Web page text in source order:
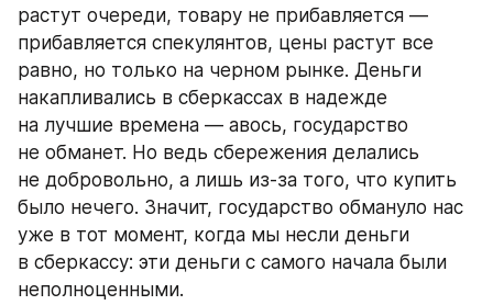
растут очереди, товару не прибавляется —
прибавляется спекулянтов, цены растут все
равно, но только на черном рынке. Деньги
накапливались в сберкассах в надежде
на лучшие времена — авось, государство
не обманет. Но ведь сбережения делались
не добровольно, а лишь из-за того, что купить
было нечего. Значит, государство обмануло нас
уже в тот момент, когда мы несли деньги
в сберкассу: эти деньги с самого начала были
неполноценными.